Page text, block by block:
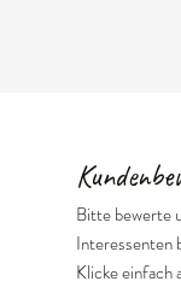
Bitte bewerte
Interessenten
Klicke einfach